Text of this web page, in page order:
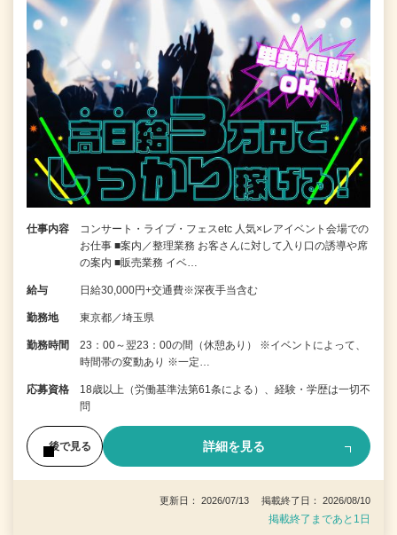
仕事内容
コンサート・ライブ・フェスetc 人気×レアイベント会場での
お仕事 ■案内／整理業務 お客さんに対して入り口の誘導や席
の案内 ■販売業務 イベ…
給与 日給30,000円+交通費※深夜手当含む
勤務地 東京都／埼玉県
勤務時間
23：00～翌23：00の間（休憩あり） ※イベントによって、
時間帯の変動あり ※一定…
応募資格
18歳以上（労働基準法第61条による）、経験・学歴は一切不
問
後で見る 詳細を見る
更新日： 2026/07/13 掲載終了日： 2026/08/10
掲載終了まであと1日